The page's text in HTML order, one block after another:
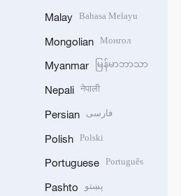
Malay Bahasa Melayu
Mongolian Монгол
Myanmar မြန်မာဘာသာ
Nepali नेपाली
Persian فارسی
Polish Polski
Portuguese Português
Pashto پښتو